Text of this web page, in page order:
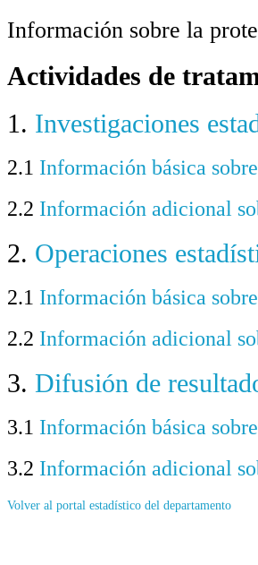
Información sobre la
Actividades de
1. Investigaciones
2.1 Información básica
2.2 Información adicional
2. Operaciones
2.1 Información básica
2.2 Información adicional
3. Difusión de
3.1 Información básica
3.2 Información adicional
Volver al portal estadístico del departamento